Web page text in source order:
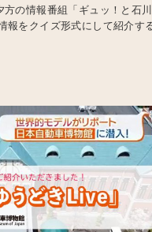
の情報番組「ギュッ！と石
報をクイズ形式にして紹介す